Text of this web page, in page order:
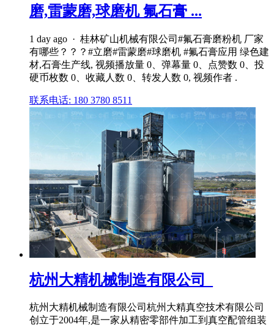
磨,雷蒙磨,球磨机 氟石膏 ...
1 day ago · 桂林矿山机械有限公司#氟石膏磨粉机 厂家
有哪些？？？#立磨#雷蒙磨#球磨机 #氟石膏应用 绿色建
材,石膏生产线, 视频播放量 0、弹幕量 0、点赞数 0、投
硬币枚数 0、收藏人数 0、转发人数 0, 视频作者 .
联系电话: 180 3780 8511
杭州大精机械制造有限公司_
杭州大精机械制造有限公司杭州大精真空技术有限公司
创立于2004年,是一家从精密零部件加工到真空配管组装